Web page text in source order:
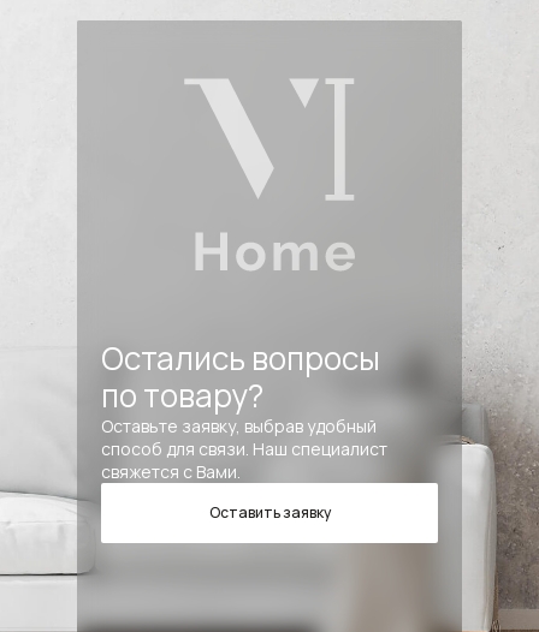
Остались вопросы
по товару?
Оставьте заявку, выбрав удобный
способ для связи. Наш специалист
свяжется с Вами.
Оставить заявку